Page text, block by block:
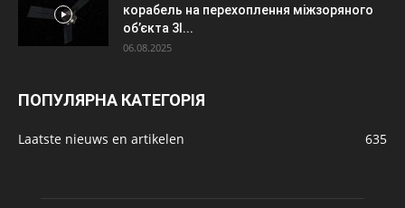
корабель на перехоплення міжзоряного
об’єкта 3I...
06.08.2025
ПОПУЛЯРНА КАТЕГОРІЯ
Laatste nieuws en artikelen 635